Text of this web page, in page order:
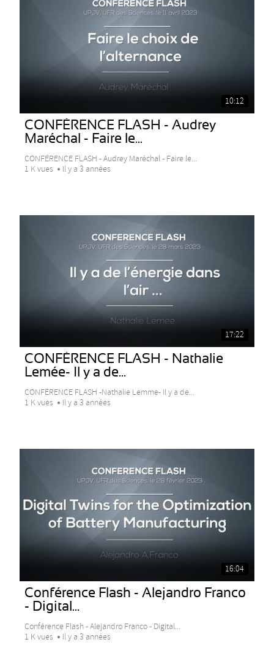
10:12
CONFÉRENCE FLASH - Audrey
Maréchal - Faire le...
CONFÉRENCE FLASH - Audrey Maréchal - Faire le...
1 K vues
Il y a 3 années
17:22
CONFÉRENCE FLASH - Nathalie
Lemée- Il y a de...
CONFÉRENCE FLASH -Nathalie Lemme- Il y a de...
1 K vues
Il y a 3 années
16:04
Conférence Flash - Alejandro Franco
- Digital...
Conférence Flash - Alejandro Franco - Digital...
1 K vues
Il y a 3 années